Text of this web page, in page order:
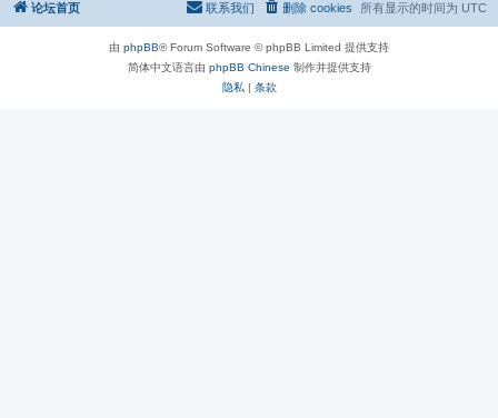
论坛首页 所有显示的时间为 UTC
删除 cookies
联系我们
由 phpBB® Forum Software © phpBB Limited 提供支持
简体中文语言由 phpBB Chinese 制作并提供支持
隐私 | 条款